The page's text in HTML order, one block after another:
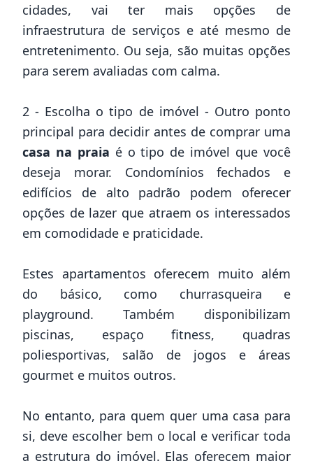
cidades, vai ter mais opções de
infraestrutura de serviços e até mesmo de
entretenimento. Ou seja, são muitas opções
para serem avaliadas com calma.
2 - Escolha o tipo de imóvel - Outro ponto
principal para decidir antes de comprar uma
casa na praia é o tipo de imóvel que você
deseja morar. Condomínios fechados e
edifícios de alto padrão podem oferecer
opções de lazer que atraem os interessados
em comodidade e praticidade.
Estes apartamentos oferecem muito além
do básico, como churrasqueira e
playground. Também disponibilizam
piscinas, espaço fitness, quadras
poliesportivas, salão de jogos e áreas
gourmet e muitos outros.
No entanto, para quem quer uma casa para
si, deve escolher bem o local e verificar toda
a estrutura do imóvel. Elas oferecem maior